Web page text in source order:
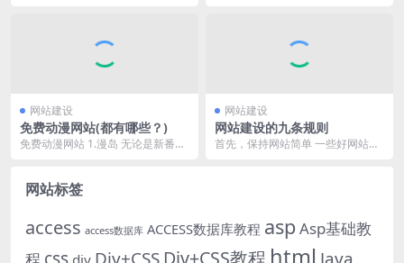
网站建设
免费动漫网站(都有哪些？)
免费动漫网站 1.漫岛 无论是新番动
网站建设
网站建设的九条规则
首先，保持网站简单 一些好网站最
网站标签
access access数据库 ACCESS数据库教程 asp Asp基础教
html